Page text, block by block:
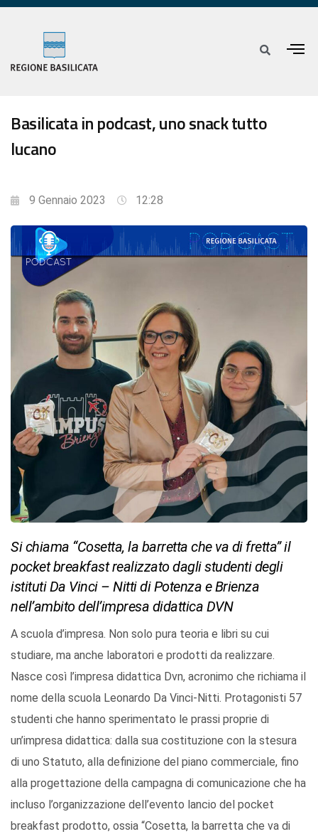
Basilicata in podcast, uno snack tutto
lucano
9 Gennaio 2023 12:28
Si chiama “Cosetta, la barretta che va di fretta” il
pocket breakfast realizzato dagli studenti degli
istituti Da Vinci – Nitti di Potenza e Brienza
nell’ambito dell’impresa didattica DVN
A scuola d’impresa. Non solo pura teoria e libri su cui
studiare, ma anche laboratori e prodotti da realizzare.
Nasce così l’impresa didattica Dvn, acronimo che richiama il
nome della scuola Leonardo Da Vinci-Nitti. Protagonisti 57
studenti che hanno sperimentato le prassi proprie di
un’impresa didattica: dalla sua costituzione con la stesura
di uno Statuto, alla definizione del piano commerciale, fino
alla progettazione della campagna di comunicazione che ha
incluso l’organizzazione dell’evento lancio del pocket
breakfast prodotto, ossia “Cosetta, la barretta che va di